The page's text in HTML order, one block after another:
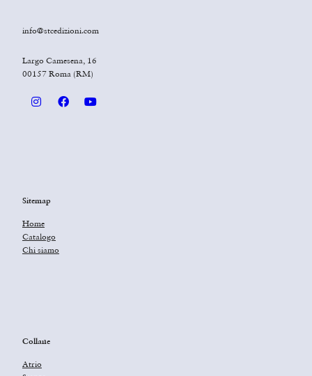
info@stcedizioni.com
Largo Camesena, 16
00157 Roma (RM)
Sitemap
Home
Catalogo
Chi siamo
Collane
Atrio